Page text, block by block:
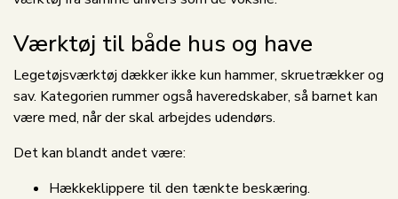
Værktøj til både hus og have
Legetøjsværktøj dækker ikke kun hammer, skruetrækker og
sav. Kategorien rummer også haveredskaber, så barnet kan
være med, når der skal arbejdes udendørs.
Det kan blandt andet være:
Hækkeklippere til den tænkte beskæring.